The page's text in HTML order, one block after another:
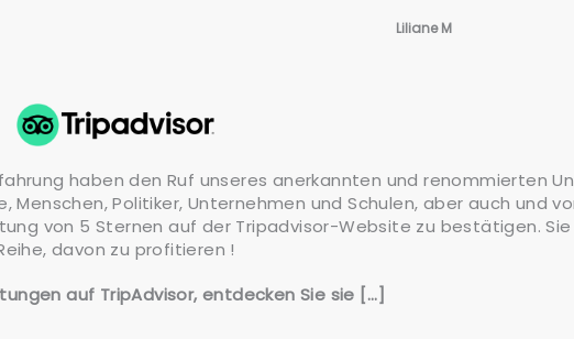
Liliane M
haben den Ruf unseres anerkannten und renommierten
Politiker, Unternehmen und Schulen, aber auch und
von 5 Sternen auf der Tripadvisor-Website zu bestätigen.
davon zu profitieren !
auf TripAdvisor, entdecken Sie sie [...]